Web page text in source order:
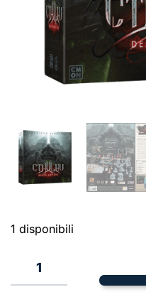
1 disponibili
1
Cthulhu: